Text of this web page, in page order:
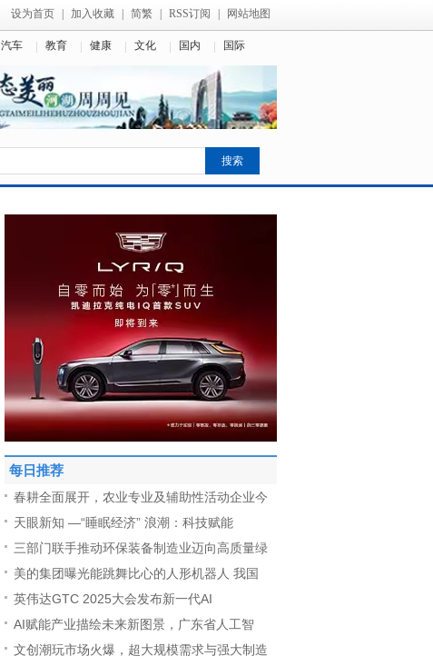
设为首页 加入收藏 简繁 RSS订阅 网站地图
汽车 教育 健康 文化 国内 国际
每日推荐
春耕全面展开，农业专业及辅助性活动企业今
天眼新知 —“睡眠经济” 浪潮：科技赋能
三部门联手推动环保装备制造业迈向高质量绿
美的集团曝光能跳舞比心的人形机器人 我国
英伟达GTC 2025大会发布新一代AI
AI赋能产业描绘未来新图景，广东省人工智
文创潮玩市场火爆，超大规模需求与强大制造